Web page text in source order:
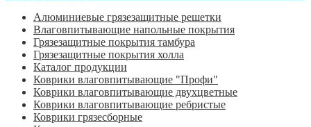
Алюминиевые грязезащитные решетки
Влаговпитывающие напольные покрытия
Грязезащитные покрытия тамбура
Грязезащитные покрытия холла
Каталог продукции
Коврики влаговпитывающие "Профи"
Коврики влаговпитывающие двухцветные
Коврики влаговпитывающие ребристые
Коврики грязесборные